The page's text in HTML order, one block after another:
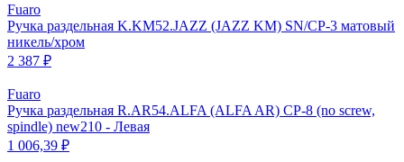
Fuaro
Ручка раздельная K.KM52.JAZZ (JAZZ KM) SN/CP-3 матовый
никель/хром
2 387 ₽
Fuaro
Ручка раздельная R.AR54.ALFA (ALFA AR) CP-8 (no screw,
spindle) new210 - Левая
1 006,39 ₽